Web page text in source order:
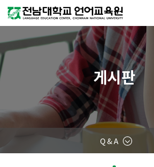
Q & A
게시판